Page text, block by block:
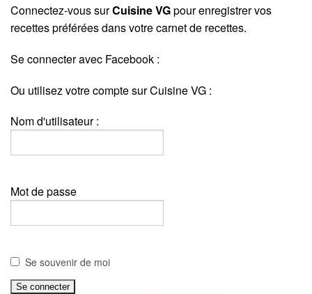
Connectez-vous surCuisine VGpour enregistrer vos
recettes préférées dans votre carnet de recettes.
Se connecter avec Facebook :
Ou utilisez votre compte sur Cuisine VG :
Nom d'utilisateur :
Mot de passe
Se souvenir de moi